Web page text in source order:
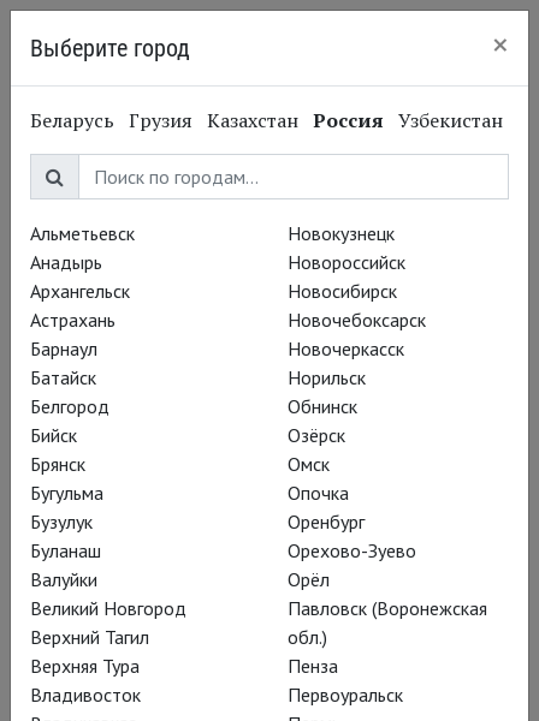
Адриана Мартино
Adriana Martino
Биография
Адриана Мартино (род. 26 июля 1931 г.) – певица
чрезвычайной универсальности, она сделала очень
Выберите город ×
Беларусь Грузия Казахстан Россия Узбекистан
Альметьевск
Анадырь
Архангельск
Астрахань
Барнаул
Батайск
Белгород
Бийск
Брянск
Бугульма
Бузулук
Буланаш
Валуйки
Великий Новгород
Верхний Тагил
Верхняя Тура
Владивосток
Новокузнецк
Новороссийск
Новосибирск
Новочебоксарск
Новочеркасск
Норильск
Обнинск
Озёрск
Омск
Опочка
Оренбург
Орехово-Зуево
Орёл
Павловск (Воронежская
обл.)
Пенза
Первоуральск